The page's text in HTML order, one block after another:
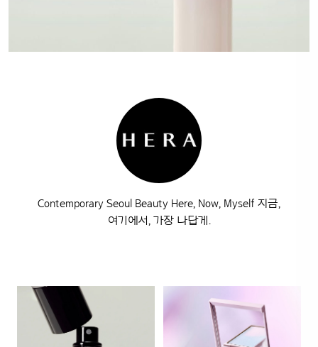
Contemporary Seoul Beauty Here, Now, Myself 지금,
여기에서, 가장 나답게.